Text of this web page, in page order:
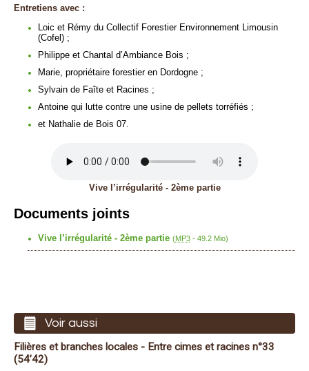
Entretiens avec :
Loic et Rémy du Collectif Forestier Environnement Limousin
(Cofel) ;
Philippe et Chantal d’Ambiance Bois ;
Marie, propriétaire forestier en Dordogne ;
Sylvain de Faîte et Racines ;
Antoine qui lutte contre une usine de pellets torréfiés ;
et Nathalie de Bois 07.
Vive l’irrégularité - 2ème partie
Documents joints
Vive l’irrégularité - 2ème partie (MP3- 49.2 Mio)
Voir aussi
Filières et branches locales - Entre cimes et racines n°33
(54’42)